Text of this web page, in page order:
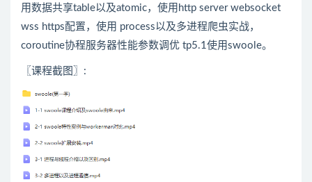
用数据共享table以及atomic，使用http server websocket
wss https配置，使用 process以及多进程爬虫实战，
coroutine协程服务器性能参数调优 tp5.1使用swoole。
〖课程截图〗: